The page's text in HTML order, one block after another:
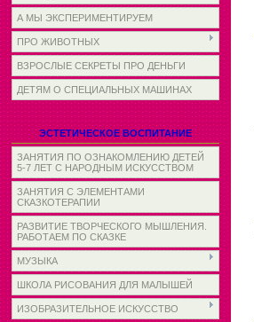
А МЫ ЭКСПЕРИМЕНТИРУЕМ
ПРО ЖИВОТНЫХ
ВЗРОСЛЫЕ СЕКРЕТЫ ПРО ДЕНЬГИ
ДЕТЯМ О СПЕЦИАЛЬНЫХ МАШИНАХ
ЭСТЕТИЧЕСКОЕ ВОСПИТАНИЕ
ЗАНЯТИЯ ПО ОЗНАКОМЛЕНИЮ ДЕТЕЙ
5-7 ЛЕТ С НАРОДНЫМ ИСКУССТВОМ
ЗАНЯТИЯ С ЭЛЕМЕНТАМИ
СКАЗКОТЕРАПИИ
РАЗВИТИЕ ТВОРЧЕСКОГО МЫШЛЕНИЯ.
РАБОТАЕМ ПО СКАЗКЕ
МУЗЫКА
ШКОЛА РИСОВАНИЯ ДЛЯ МАЛЫШЕЙ
ИЗОБРАЗИТЕЛЬНОЕ ИСКУССТВО